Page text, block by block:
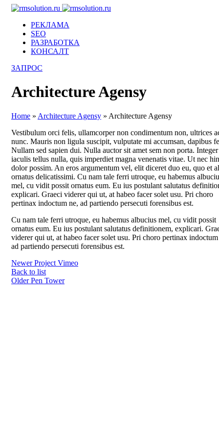
РЕКЛАМА
SEO
РАЗРАБОТКА
КОНСАЛТ
ЗАПРОС
Architecture Agensy
Home » Architecture Agensy » Architecture Agensy
Vestibulum orci felis, ullamcorper non condimentum non, ultrices
nunc. Mauris non ligula suscipit, vulputate mi accumsan, dapibus
Nullam sed sapien dui. Nulla auctor sit amet sem non porta. Integer
iaculis tellus nulla, quis imperdiet magna venenatis vitae. Ut nec
dolor possim. An eros argumentum vel, elit diceret duo eu, quo et
ornatus delicatissimi. Cu nam tale ferri utroque, eu habemus
mel, cu vidit possit ornatus eum. Eu ius postulant salutatus
explicari. Graeci viderer qui ut, at habeo facer solet usu. Pri choro
pertinax indoctum ne, ad partiendo persecuti forensibus est.
Cu nam tale ferri utroque, eu habemus albucius mel, cu vidit possit
ornatus eum. Eu ius postulant salutatus definitionem, explicari.
viderer qui ut, at habeo facer solet usu. Pri choro pertinax
ad partiendo persecuti forensibus est.
Newer Project Vimeo
Back to list
Older Pen Tower